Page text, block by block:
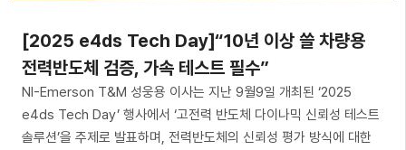
[2025 e4ds Tech Day]“10년 이상 쓸 차량용
전력반도체 검증, 가속 테스트 필수”
NI-Emerson T&M 성웅용 이사는 지난 9월9일 개최된 ‘2025
e4ds Tech Day’ 행사에서 ‘고전력 반도체 다이나믹 신뢰성 테스트
솔루션’을 주제로 발표하며, 전력반도체의 신뢰성 평가 방식에 대한